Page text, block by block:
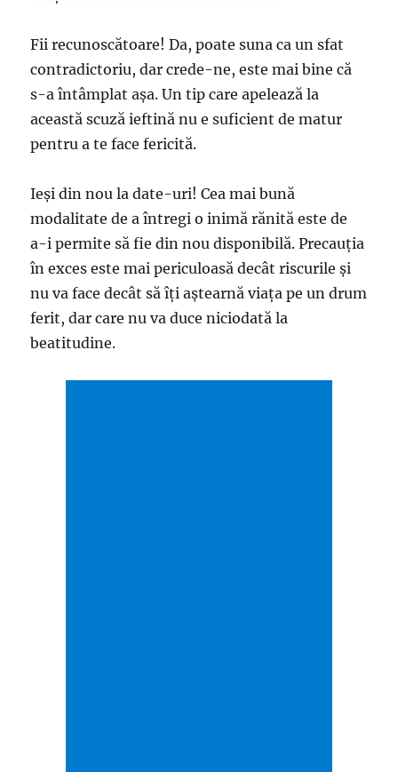
Fii recunoscătoare! Da, poate suna ca un sfat
contradictoriu, dar crede-ne, este mai bine că
s-a întâmplat aşa. Un tip care apelează la
această scuză ieftină nu e suficient de matur
pentru a te face fericită.
Ieşi din nou la date-uri! Cea mai bună
modalitate de a întregi o inimă rănită este de
a-i permite să fie din nou disponibilă. Precauţia
în exces este mai periculoasă decât riscurile şi
nu va face decât să îţi aştearnă viaţa pe un drum
ferit, dar care nu va duce niciodată la
beatitudine.